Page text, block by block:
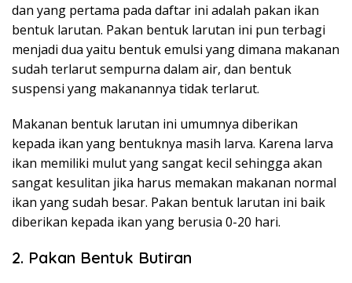
dan yang pertama pada daftar ini adalah pakan ikan
bentuk larutan. Pakan bentuk larutan ini pun terbagi
menjadi dua yaitu bentuk emulsi yang dimana makanan
sudah terlarut sempurna dalam air, dan bentuk
suspensi yang makanannya tidak terlarut.
Makanan bentuk larutan ini umumnya diberikan
kepada ikan yang bentuknya masih larva. Karena larva
ikan memiliki mulut yang sangat kecil sehingga akan
sangat kesulitan jika harus memakan makanan normal
ikan yang sudah besar. Pakan bentuk larutan ini baik
diberikan kepada ikan yang berusia 0-20 hari.
2. Pakan Bentuk Butiran